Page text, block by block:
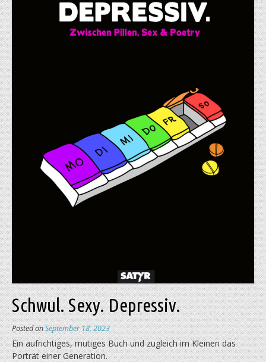
Schwul. Sexy. Depressiv.
Posted onSeptember 18, 2023
Ein aufrichtiges, mutiges Buch und zugleich im Kleinen das
Porträt einer Generation.